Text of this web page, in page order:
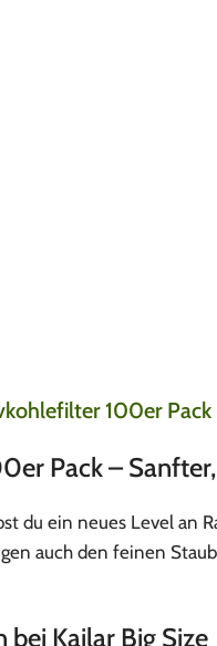
100er Pack
Pack –
du ein neues Level an
auch den feinen
Kailar Big Size